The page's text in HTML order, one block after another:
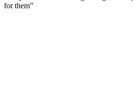
for them”